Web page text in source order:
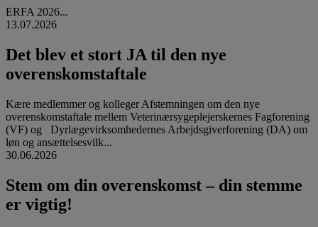
ERFA 2026...
13.07.2026
Det blev et stort JA til den nye
overenskomstaftale
Kære medlemmer og kolleger Afstemningen om den nye
overenskomstaftale mellem Veterinærsygeplejerskernes Fagforening
(VF) og Dyrlægevirksomhedernes Arbejdsgiverforening (DA) om
løn og ansættelsesvilk...
30.06.2026
Stem om din overenskomst – din stemme
er vigtig!